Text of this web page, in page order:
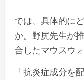
では、具体的に
か。野尻先生が
合したマウスウ
「抗炎症成分を